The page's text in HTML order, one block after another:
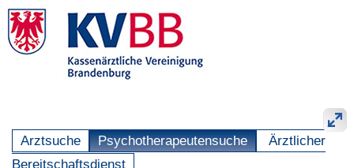
Arztsuche Psychotherapeutensuche
Ärztlicher
Bereitschaftsdienst